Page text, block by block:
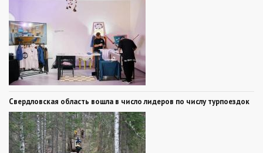
Свердловская область вошла в число лидеров по числу турпоездок